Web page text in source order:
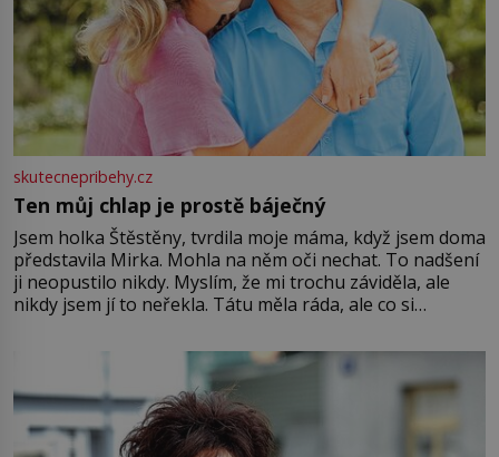
skutecnepribehy.cz
Ten můj chlap je prostě báječný
Jsem holka Štěstěny, tvrdila moje máma, když jsem doma
představila Mirka. Mohla na něm oči nechat. To nadšení
ji neopustilo nikdy. Myslím, že mi trochu záviděla, ale
nikdy jsem jí to neřekla. Tátu měla ráda, ale co si
Jsme spolu moc rádi Tehdy byla jiná doba, když